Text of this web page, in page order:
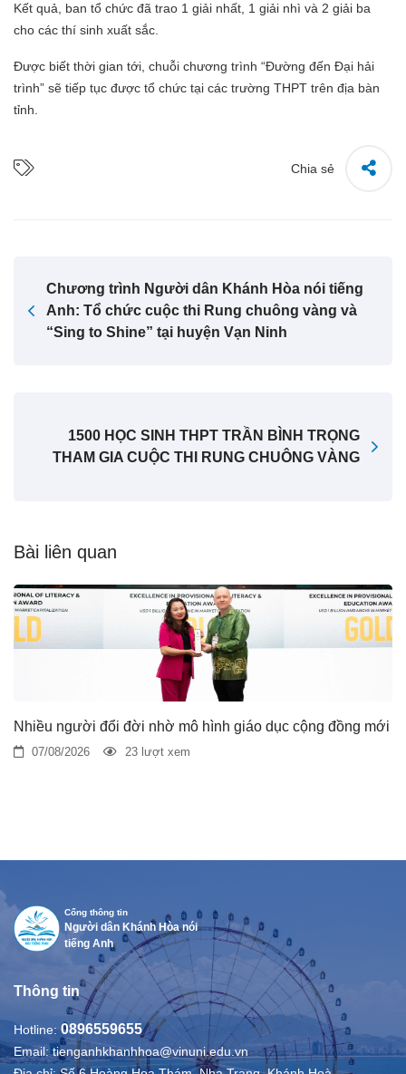
Kết quả, ban tổ chức đã trao 1 giải nhất, 1 giải nhì và 2 giải ba
cho các thí sinh xuất sắc.
Được biết thời gian tới, chuỗi chương trình “Đường đến Đại hải
trình” sẽ tiếp tục được tổ chức tại các trường THPT trên địa bàn
tỉnh.
Chia sẻ
Chương trình Người dân Khánh Hòa nói tiếng
Anh: Tổ chức cuộc thi Rung chuông vàng và
“Sing to Shine” tại huyện Vạn Ninh
1500 HỌC SINH THPT TRẦN BÌNH TRỌNG
THAM GIA CUỘC THI RUNG CHUÔNG VÀNG
Bài liên quan
Nhiều người đổi đời nhờ mô hình giáo dục cộng đồng mới
07/08/2026 23 lượt xem
Cổng thông tin
Người dân Khánh Hòa nói
tiếng Anh
Thông tin
Hotline: 0896559655
Email:tienganhkhanhhoa@vinuni.edu.vn